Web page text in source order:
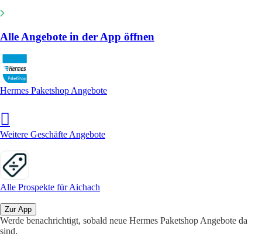
Alle Angebote in der App öffnen
Hermes Paketshop Angebote
Weitere Geschäfte Angebote
Alle Prospekte für Aichach
Zur App
Werde benachrichtigt, sobald neue Hermes Paketshop Angebote da
sind.